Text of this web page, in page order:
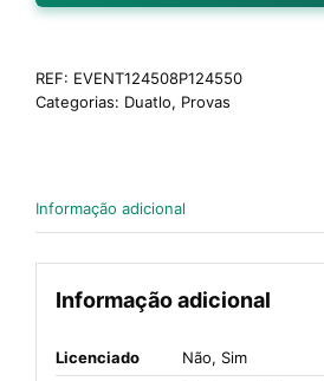
REF: EVENT124508P124550
Categorias: Duatlo, Provas
Informação adicional
Informação adicional
Licenciado Não, Sim